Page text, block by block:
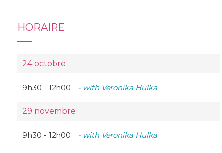
HORAIRE
24 octobre
9h30 - 12h00 - with Veronika Hulka
29 novembre
9h30 - 12h00 - with Veronika Hulka